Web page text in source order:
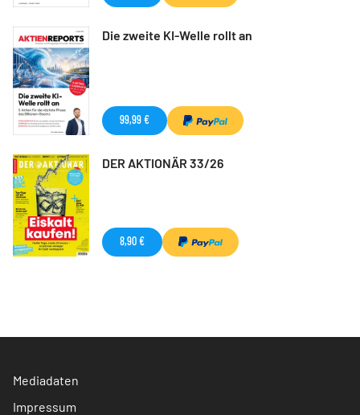
Die zweite KI-Welle rollt an
99,99 €
DER AKTIONÄR 33/26
8,90 €
Mediadaten
Impressum